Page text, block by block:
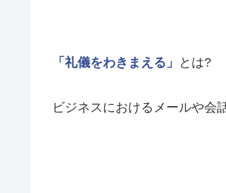
「礼儀をわきまえる」 とは?
ビジネスにおけるメールや会